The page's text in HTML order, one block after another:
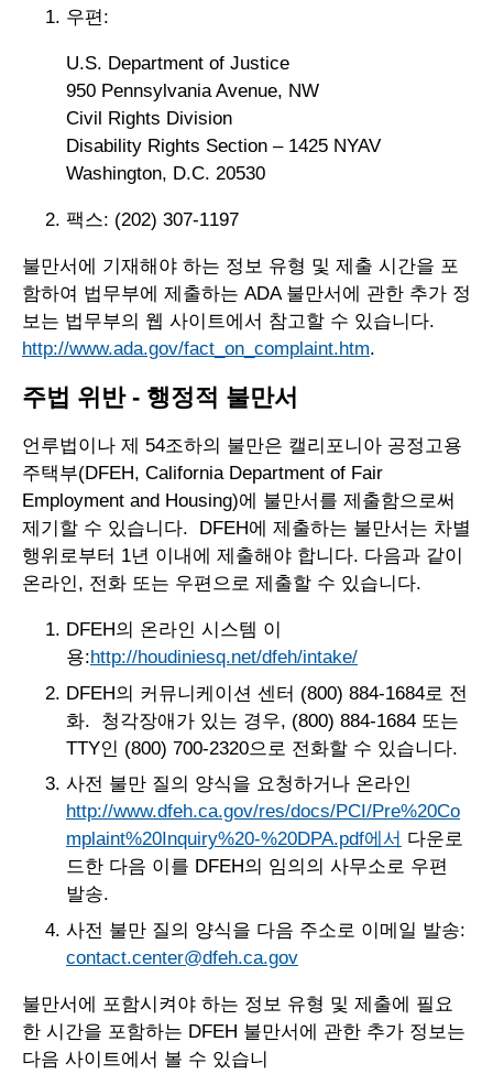
우편:
U.S. Department of Justice
950 Pennsylvania Avenue, NW
Civil Rights Division
Disability Rights Section – 1425 NYAV
Washington, D.C. 20530
팩스: (202) 307-1197
불만서에 기재해야 하는 정보 유형 및 제출 시간을 포
함하여 법무부에 제출하는 ADA 불만서에 관한 추가 정
보는 법무부의 웹 사이트에서 참고할 수 있습니다.
http://www.ada.gov/fact_on_complaint.htm.
주법 위반 - 행정적 불만서
언루법이나 제 54조하의 불만은 캘리포니아 공정고용
주택부(DFEH, California Department of Fair
Employment and Housing)에 불만서를 제출함으로써
제기할 수 있습니다. DFEH에 제출하는 불만서는 차별
행위로부터 1년 이내에 제출해야 합니다. 다음과 같이
온라인, 전화 또는 우편으로 제출할 수 있습니다.
DFEH의 온라인 시스템 이
용:http://houdiniesq.net/dfeh/intake/
DFEH의 커뮤니케이션 센터 (800) 884-1684로 전
화. 청각장애가 있는 경우, (800) 884-1684 또는
TTY인 (800) 700-2320으로 전화할 수 있습니다.
사전 불만 질의 양식을 요청하거나 온라인
http://www.dfeh.ca.gov/res/docs/PCI/Pre%20Co
mplaint%20Inquiry%20-%20DPA.pdf에서 다운로
드한 다음 이를 DFEH의 임의의 사무소로 우편
발송.
사전 불만 질의 양식을 다음 주소로 이메일 발송:
contact.center@dfeh.ca.gov
불만서에 포함시켜야 하는 정보 유형 및 제출에 필요
한 시간을 포함하는 DFEH 불만서에 관한 추가 정보는
다음 사이트에서 볼 수 있습니